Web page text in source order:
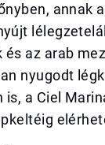
annak
az arab
nyugodt
a Ciel